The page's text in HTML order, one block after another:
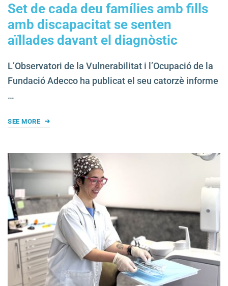
Set de cada deu famílies amb fills
amb discapacitat se senten
aïllades davant el diagnòstic
L’Observatori de la Vulnerabilitat i l’Ocupació de la
Fundació Adecco ha publicat el seu catorzè informe
…
SEE MORE